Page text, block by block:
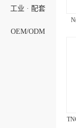
工业 · 配套
OEM/ODM